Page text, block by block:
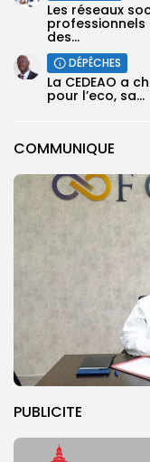
COMMUNIQUE
PUBLICITE
Les réseaux
des...
DÉPÊCHES
La CEDEAO a
pour l’eco, sa...